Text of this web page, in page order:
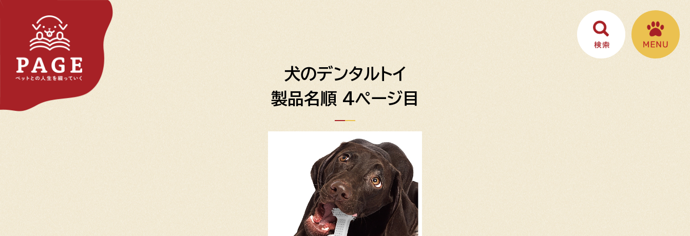
犬のデンタルトイ
製品名順 4ページ目